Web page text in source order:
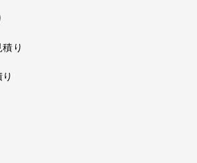
り